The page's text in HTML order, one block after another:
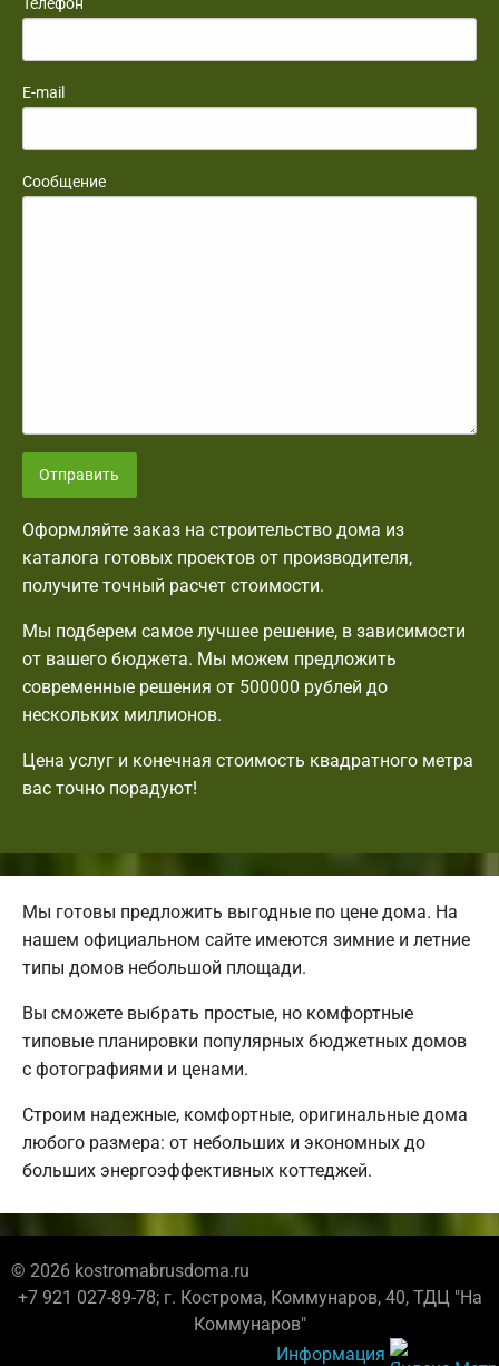
Телефон
E-mail
Сообщение
Отправить
Оформляйте заказ на строительство дома из
каталога готовых проектов от производителя,
получите точный расчет стоимости.
Мы подберем самое лучшее решение, в зависимости
от вашего бюджета. Мы можем предложить
современные решения от 500000 рублей до
нескольких миллионов.
Цена услуг и конечная стоимость квадратного метра
вас точно порадуют!
Мы готовы предложить выгодные по цене дома. На
нашем официальном сайте имеются зимние и летние
типы домов небольшой площади.
Вы сможете выбрать простые, но комфортные
типовые планировки популярных бюджетных домов
с фотографиями и ценами.
Строим надежные, комфортные, оригинальные дома
любого размера: от небольших и экономных до
больших энергоэффективных коттеджей.
© 2026 kostromabrusdoma.ru
+7 921 027-89-78; г. Кострома, Коммунаров, 40, ТДЦ "На
Коммунаров"
Информация